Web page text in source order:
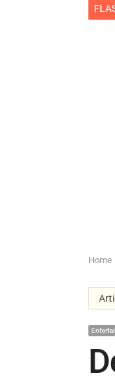
„la revedere” de
Home